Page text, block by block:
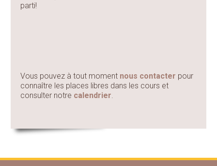
parti!
Vous pouvez à tout moment nous contacter pour
connaître les places libres dans les cours et
consulter notre calendrier.